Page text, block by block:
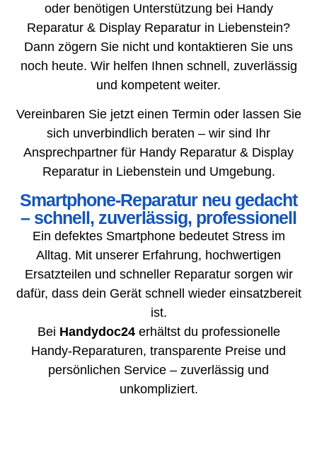
oder benötigen Unterstützung bei Handy
Reparatur & Display Reparatur in Liebenstein?
Dann zögern Sie nicht und kontaktieren Sie uns
noch heute. Wir helfen Ihnen schnell, zuverlässig
und kompetent weiter.
Vereinbaren Sie jetzt einen Termin oder lassen Sie
sich unverbindlich beraten – wir sind Ihr
Ansprechpartner für Handy Reparatur & Display
Reparatur in Liebenstein und Umgebung.
Smartphone-Reparatur neu gedacht
– schnell, zuverlässig, professionell
Ein defektes Smartphone bedeutet Stress im
Alltag. Mit unserer Erfahrung, hochwertigen
Ersatzteilen und schneller Reparatur sorgen wir
dafür, dass dein Gerät schnell wieder einsatzbereit
ist.
Bei Handydoc24erhältst du professionelle
Handy-Reparaturen, transparente Preise und
persönlichen Service – zuverlässig und
unkompliziert.